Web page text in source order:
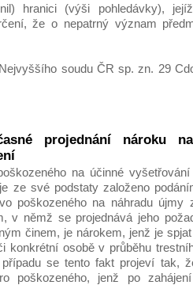
hranici (výši pohledávky),
že o nepatrný význam
soudu ČR sp. zn. 29
projednání nároku
na účinné
ze své podstaty založeno
poškozeného na náhradu újmy
v němž se projednává jeho
činem, je nárokem, jenž je
konkrétní osobě v průběhu
případu se tento fakt projeví tak,
poškozeného, jenž po